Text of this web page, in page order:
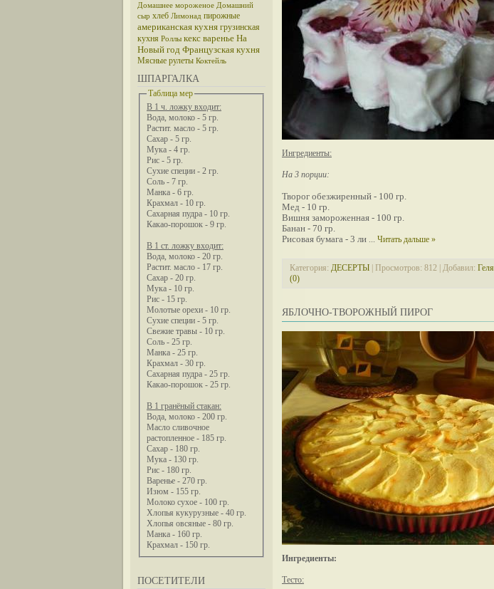
Домашнее мороженое Домашний
сыр хлеб Лимонад пирожные
американская кухня грузинская
кухня Роллы кекс варенье На
Новый год Французская кухня
Мясные рулеты Коктейль
ШПАРГАЛКА
Таблица мер
В 1 ч. ложку входит:
Вода, молоко - 5 гр.
Растит. масло - 5 гр.
Сахар - 5 гр.
Мука - 4 гр.
Рис - 5 гр.
Сухие специи - 2 гр.
Соль - 7 гр.
Манка - 6 гр.
Крахмал - 10 гр.
Сахарная пудра - 10 гр.
Какао-порошок - 9 гр.
В 1 ст. ложку входит:
Вода, молоко - 20 гр.
Растит. масло - 17 гр.
Сахар - 20 гр.
Мука - 10 гр.
Рис - 15 гр.
Молотые орехи - 10 гр.
Сухие специи - 5 гр.
Свежие травы - 10 гр.
Соль - 25 гр.
Манка - 25 гр.
Крахмал - 30 гр.
Сахарная пудра - 25 гр.
Какао-порошок - 25 гр.
В 1 гранёный стакан:
Вода, молоко - 200 гр.
Масло сливочное
растопленное - 185 гр.
Сахар - 180 гр.
Мука - 130 гр.
Рис - 180 гр.
Варенье - 270 гр.
Изюм - 155 гр.
Молоко сухое - 100 гр.
Хлопья кукурузные - 40 гр.
Хлопья овсяные - 80 гр.
Манка - 160 гр.
Крахмал - 150 гр.
ПОСЕТИТЕЛИ
Ингредиенты:
На 3 порции:
Творог обезжиренный - 100 гр.
Мед - 10 гр.
Вишня замороженная - 100 гр.
Банан - 70 гр.
Рисовая бумага - 3 ли ... Читать дальше »
Категория: ДЕСЕРТЫ | Просмотров: 812 | Добавил: Геля
(0)
ЯБЛОЧНО-ТВОРОЖНЫЙ ПИРОГ
Ингредиенты:
Тесто: